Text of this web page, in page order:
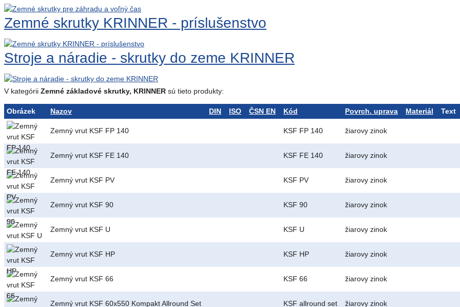
Zemné skrutky KRINNER - príslušenstvo
Stroje a náradie - skrutky do zeme KRINNER
V kategórii Zemné základové skrutky, KRINNER sú tieto produkty:
Obrázek Nazov DIN ISO ČSN EN Kód Povrch. uprava Materiál Text
Zemný vrut KSF FP 140 KSF FP 140 žiarovy zinok
Zemný vrut KSF FE 140 KSF FE 140 žiarovy zinok
Zemný vrut KSF PV KSF PV žiarovy zinok
Zemný vrut KSF 90 KSF 90 žiarovy zinok
Zemný vrut KSF U KSF U žiarovy zinok
Zemný vrut KSF HP KSF HP žiarovy zinok
Zemný vrut KSF 66 KSF 66 žiarovy zinok
Zemný vrut KSF 60x550 Kompakt Allround Set KSF allround set žiarovy zinok